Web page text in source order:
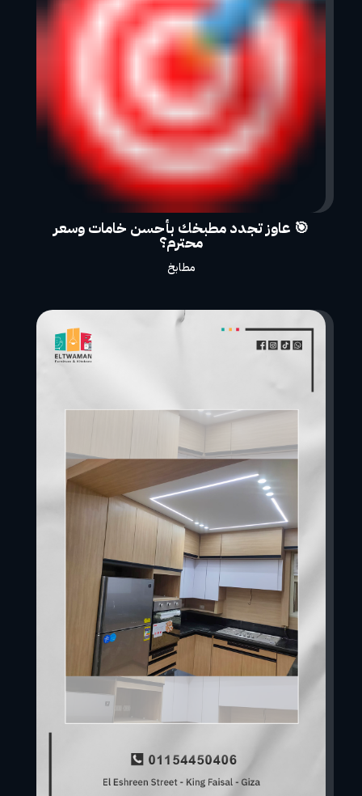
🎯 عاوز تجدد مطبخك بأحسن خامات وسعر
محترم؟
مطابخ